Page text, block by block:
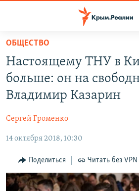
Вернуться
основному
содержанию
Вернутся
главной
навигации
Вернутся
поиску
СПЕЦПРОЕКТЫ
11 ЛЕТ ОККУПАЦИИ КРЫМА. 11 ИСТОРИЙ
ВОДА
ЕЩЕ
ИНТЕРАКТИВ
ИНФОГРАФИКА
ТЕЛЕПРОЕКТ КРЫМ.РЕАЛИИ
РАДІО СВОБОДА
КАК ОБОЙТИ БЛОКИРОВКУ
Українською
ОБЩЕСТВО
Настоящему ТНУ в
больше: он на
Владимир Казарин
Сергей Громенко
14 октября 2018, 10:30
Поделиться Читать без VPN